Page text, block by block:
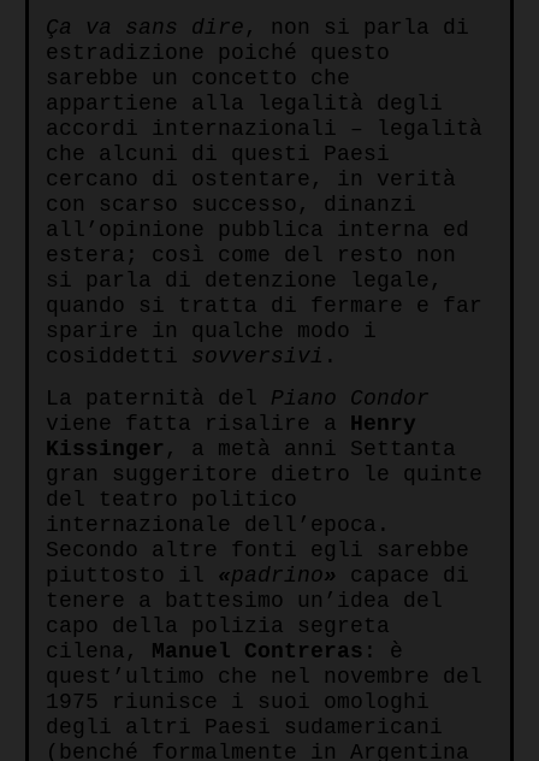
Ça va sans dire , non si parla di
estradizione poiché questo
sarebbe un concetto che
appartiene alla legalità degli
accordi internazionali – legalità
che alcuni di questi Paesi
cercano di ostentare, in verità
con scarso successo, dinanzi
all’opinione pubblica interna ed
estera; così come del resto non
si parla di detenzione legale,
quando si tratta di fermare e far
sparire in qualche modo i
cosiddetti sovversivi .
La paternità del Piano Condor
viene fatta risalire a Henry
Kissinger , a metà anni Settanta
gran suggeritore dietro le quinte
del teatro politico
internazionale dell’epoca.
Secondo altre fonti egli sarebbe
piuttosto il «padrino» capace di
tenere a battesimo un’idea del
capo della polizia segreta
cilena, Manuel Contreras : è
quest’ultimo che nel novembre del
1975 riunisce i suoi omologhi
degli altri Paesi sudamericani
(benché formalmente in Argentina